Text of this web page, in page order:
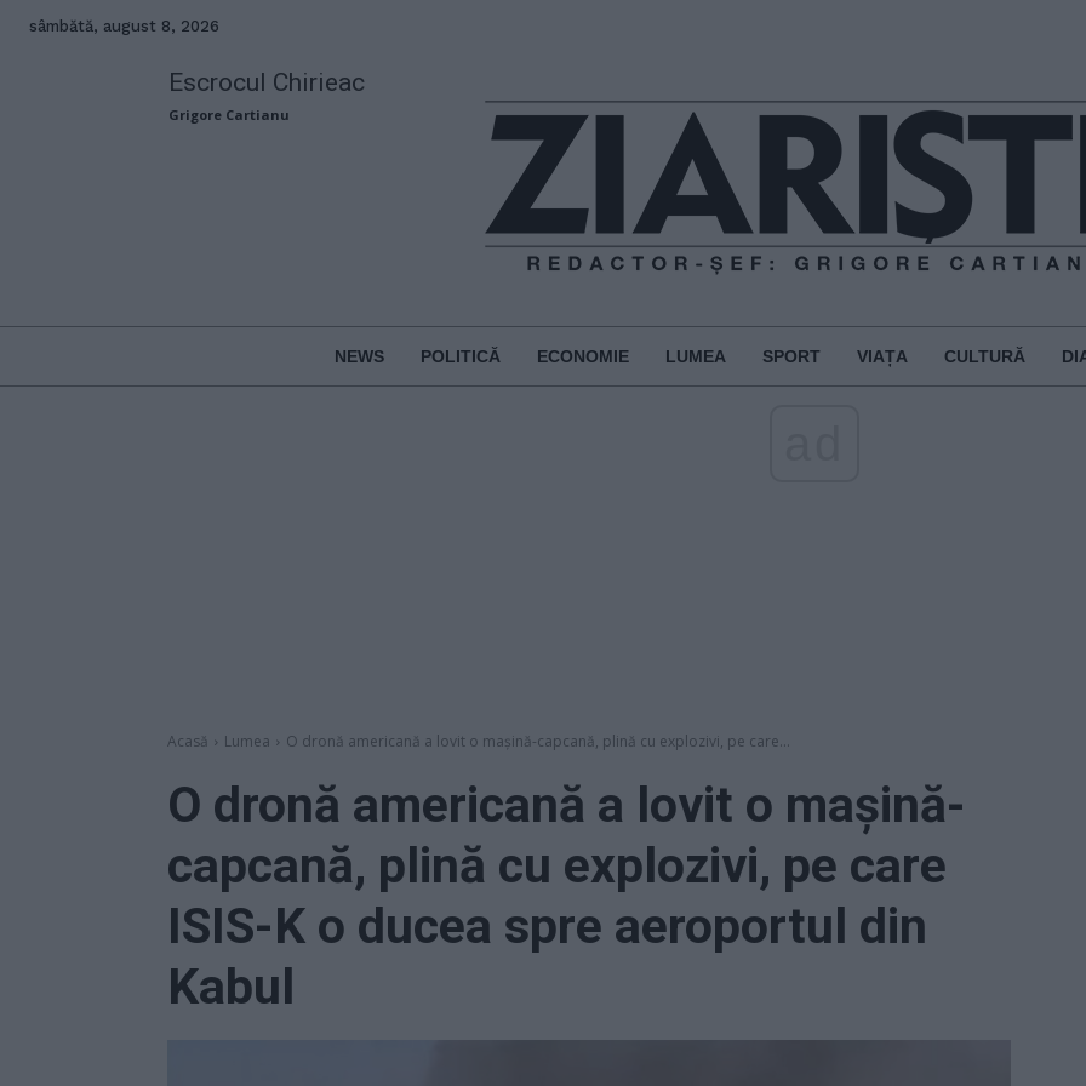
sâmbătă, august 8, 2026
Escrocul Chirieac
Grigore Cartianu
NEWS POLITICĂ ECONOMIE LUMEA SPORT VIAȚA CULTURĂ
Acasă Lumea O dronă americană a lovit o mașină-capcană, plină cu explozivi, pe care...
O dronă americană a lovit o mașină-
capcană, plină cu explozivi, pe care
ISIS-K o ducea spre aeroportul din
Kabul